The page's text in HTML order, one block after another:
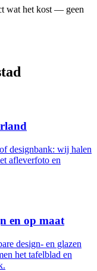
wat het kost — geen
designbank: wij halen
afleverfoto en
en op maat
design- en glazen
het tafelblad en